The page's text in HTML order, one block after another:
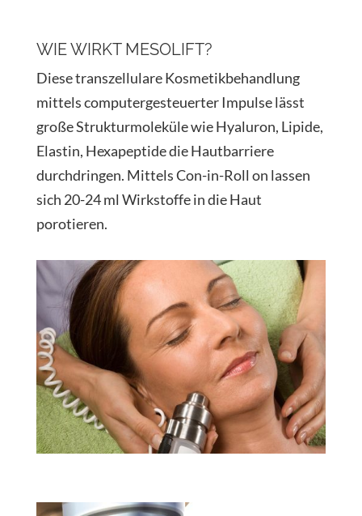
WIE WIRKT MESOLIFT?
Diese transzellulare Kosmetikbehandlung
mittels computergesteuerter Impulse lässt
große Strukturmoleküle wie Hyaluron, Lipide,
Elastin, Hexapeptide die Hautbarriere
durchdringen. Mittels Con-in-Roll on lassen
sich 20-24 ml Wirkstoffe in die Haut
porotieren.